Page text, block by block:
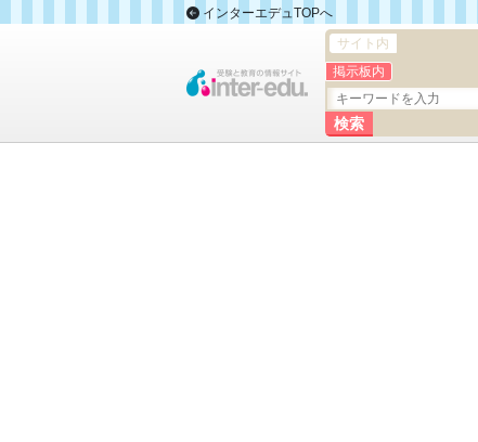
インターエデュTOPへ
サイト内
掲示板内